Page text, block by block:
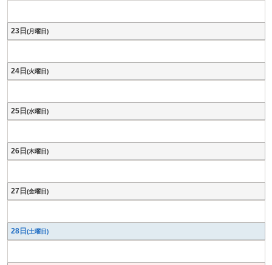
23日 (月曜日)
24日 (火曜日)
25日 (水曜日)
26日 (木曜日)
27日 (金曜日)
28日 (土曜日)